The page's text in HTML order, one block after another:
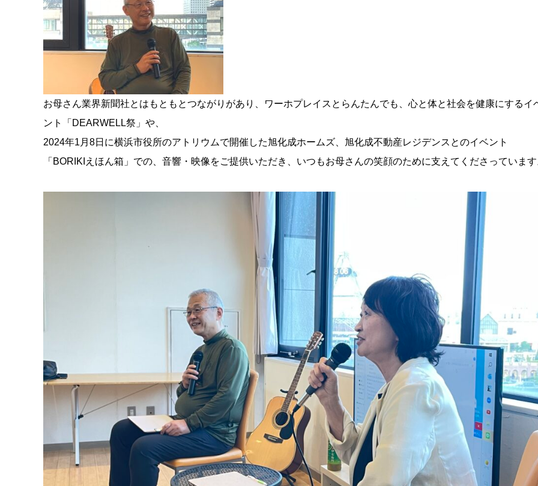
お母さん業界新聞社とはもともとつながりがあり、ワーホプレイスとらんたんでも、心と体と社会を健康にするイ
ント「DEARWELL祭」や、
2024年1月8日に横浜市役所のアトリウムで開催した旭化成ホームズ、旭化成不動産レジデンスとのイベント
「BORIKIえほん箱」での、音響・映像をご提供いただき、いつもお母さんの笑顔のために支えてくださっていま